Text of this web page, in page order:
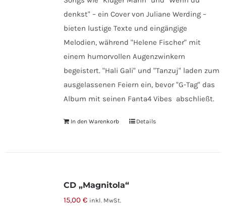
denkst" – ein Cover von Juliane Werding –
bieten lustige Texte und eingängige
Melodien, während "Helene Fischer" mit
einem humorvollen Augenzwinkern
begeistert. "Hali Gali" und "Tanzuj" laden zum
ausgelassenen Feiern ein, bevor "G-Tag" das
Album mit seinen Fanta4 Vibes abschließt.
In den Warenkorb Details
CD „Magnitola“
15,00 € inkl. MwSt.